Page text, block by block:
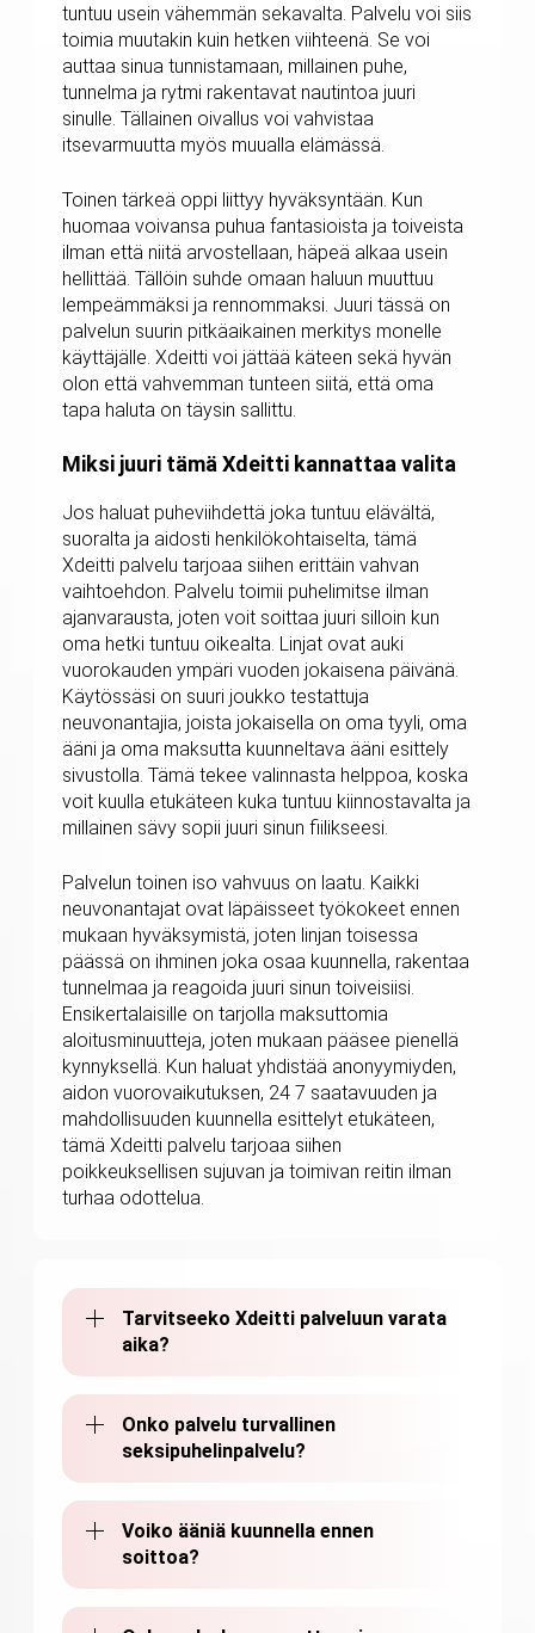
tuntuu usein vähemmän sekavalta. Palvelu voi siis
toimia muutakin kuin hetken viihteenä. Se voi
auttaa sinua tunnistamaan, millainen puhe,
tunnelma ja rytmi rakentavat nautintoa juuri
sinulle. Tällainen oivallus voi vahvistaa
itsevarmuutta myös muualla elämässä.
Toinen tärkeä oppi liittyy hyväksyntään. Kun
huomaa voivansa puhua fantasioista ja toiveista
ilman että niitä arvostellaan, häpeä alkaa usein
hellittää. Tällöin suhde omaan haluun muuttuu
lempeämmäksi ja rennommaksi. Juuri tässä on
palvelun suurin pitkäaikainen merkitys monelle
käyttäjälle. Xdeitti voi jättää käteen sekä hyvän
olon että vahvemman tunteen siitä, että oma
tapa haluta on täysin sallittu.
Miksi juuri tämä Xdeitti kannattaa valita
Jos haluat puheviihdettä joka tuntuu elävältä,
suoralta ja aidosti henkilökohtaiselta, tämä
Xdeitti palvelu tarjoaa siihen erittäin vahvan
vaihtoehdon. Palvelu toimii puhelimitse ilman
ajanvarausta, joten voit soittaa juuri silloin kun
oma hetki tuntuu oikealta. Linjat ovat auki
vuorokauden ympäri vuoden jokaisena päivänä.
Käytössäsi on suuri joukko testattuja
neuvonantajia, joista jokaisella on oma tyyli, oma
ääni ja oma maksutta kuunneltava ääni esittely
sivustolla. Tämä tekee valinnasta helppoa, koska
voit kuulla etukäteen kuka tuntuu kiinnostavalta ja
millainen sävy sopii juuri sinun fiilikseesi.
Palvelun toinen iso vahvuus on laatu. Kaikki
neuvonantajat ovat läpäisseet työkokeet ennen
mukaan hyväksymistä, joten linjan toisessa
päässä on ihminen joka osaa kuunnella, rakentaa
tunnelmaa ja reagoida juuri sinun toiveisiisi.
Ensikertalaisille on tarjolla maksuttomia
aloitusminuutteja, joten mukaan pääsee pienellä
kynnyksellä. Kun haluat yhdistää anonyymiyden,
aidon vuorovaikutuksen, 24 7 saatavuuden ja
mahdollisuuden kuunnella esittelyt etukäteen,
tämä Xdeitti palvelu tarjoaa siihen
poikkeuksellisen sujuvan ja toimivan reitin ilman
turhaa odottelua.
Tarvitseeko Xdeitti palveluun varata
aika?
Onko palvelu turvallinen
seksipuhelinpalvelu?
Voiko ääniä kuunnella ennen
soittoa?